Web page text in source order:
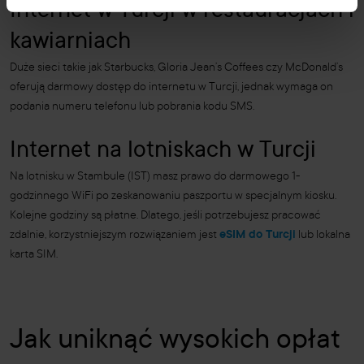
Internet w Turcji w restauracjach i
kawiarniach
Duże sieci takie jak Starbucks, Gloria Jean’s Coffees czy McDonald’s
oferują darmowy dostęp do internetu w Turcji, jednak wymaga on
podania numeru telefonu lub pobrania kodu SMS.
Internet na lotniskach w Turcji
Na lotnisku w Stambule (IST) masz prawo do darmowego 1-
godzinnego WiFi po zeskanowaniu paszportu w specjalnym kiosku.
Kolejne godziny są płatne. Dlatego, jeśli potrzebujesz pracować
zdalnie, korzystniejszym rozwiązaniem jest eSIM do Turcji lub lokalna
karta SIM.
Jak uniknąć wysokich opłat